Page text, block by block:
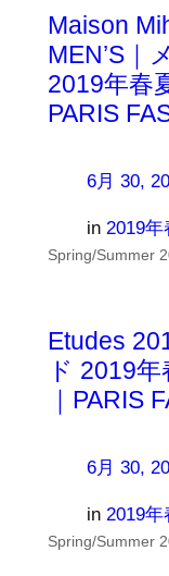
Maison
MEN’S｜
2019年春
PARIS
6月 30,
in 2019
Spring/Summer
Etudes
ド 2019
｜PARIS
6月 30,
in 2019
Spring/Summer